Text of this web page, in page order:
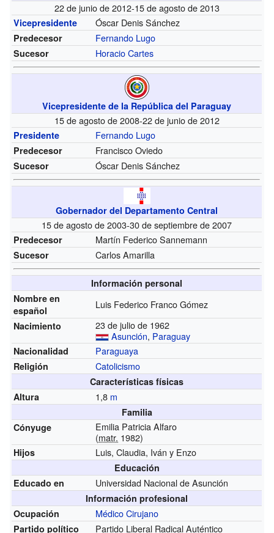
22 de junio de 2012-15 de agosto de 2013
Vicepresidente Óscar Denis Sánchez
Predecesor Fernando Lugo
Sucesor Horacio Cartes
Vicepresidente de la República del Paraguay
15 de agosto de 2008-22 de junio de 2012
Presidente Fernando Lugo
Predecesor Francisco Oviedo
Sucesor Óscar Denis Sánchez
Gobernador del Departamento Central
15 de agosto de 2003-30 de septiembre de 2007
Predecesor Martín Federico Sannemann
Sucesor Carlos Amarilla
Información personal
Nombre en
español
Luis Federico Franco Gómez
Nacimiento
23 de julio de 1962
Asunción, Paraguay
Nacionalidad Paraguaya
Religión Catolicismo
Características físicas
Altura
1,8 m
Familia
Cónyuge
Emilia Patricia Alfaro
(matr. 1982)
Hijos Luis, Claudia, Iván y Enzo
Educación
Educado en
Universidad Nacional de Asunción
Información profesional
Ocupación
Médico Cirujano
Partido político Partido Liberal Radical Auténtico